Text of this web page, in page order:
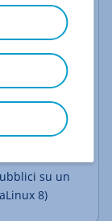
pubblico
8)
pubblico
9)
su un
su un
8)